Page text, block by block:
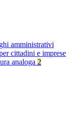
amministrativi
cittadini e imprese
analoga 2